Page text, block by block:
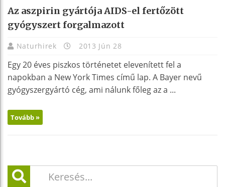
Az aszpirin gyártója AIDS-el fertőzött
gyógyszert forgalmazott
Naturhirek 2013 Jún 28
Egy 20 éves piszkos történetet elevenített fel a
napokban a New York Times című lap. A Bayer nevű
gyógyszergyártó cég, ami nálunk főleg az a ...
Tovább »